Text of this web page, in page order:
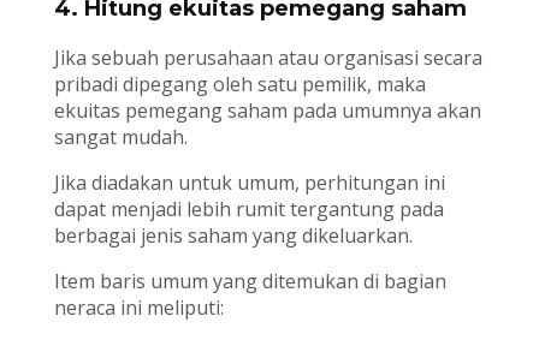
4. Hitung ekuitas pemegang saham
Jika sebuah perusahaan atau organisasi secara
pribadi dipegang oleh satu pemilik, maka
ekuitas pemegang saham pada umumnya akan
sangat mudah.
Jika diadakan untuk umum, perhitungan ini
dapat menjadi lebih rumit tergantung pada
berbagai jenis saham yang dikeluarkan.
Item baris umum yang ditemukan di bagian
neraca ini meliputi: